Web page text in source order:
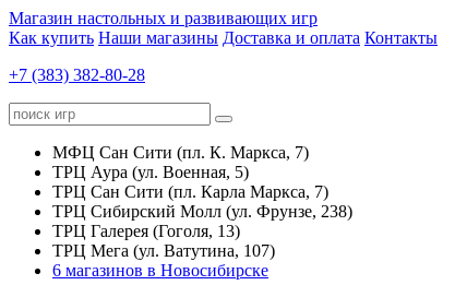
Магазин настольных и развивающих игр
Как купить Наши магазины Доставка и оплата Контакты
+7 (383) 382-80-28
МФЦ Сан Сити (пл. К. Маркса, 7)
ТРЦ Аура (ул. Военная, 5)
ТРЦ Сан Сити (пл. Карла Маркса, 7)
ТРЦ Сибирский Молл (ул. Фрунзе, 238)
ТРЦ Галерея (Гоголя, 13)
ТРЦ Мега (ул. Ватутина, 107)
6 магазинов в Новосибирске